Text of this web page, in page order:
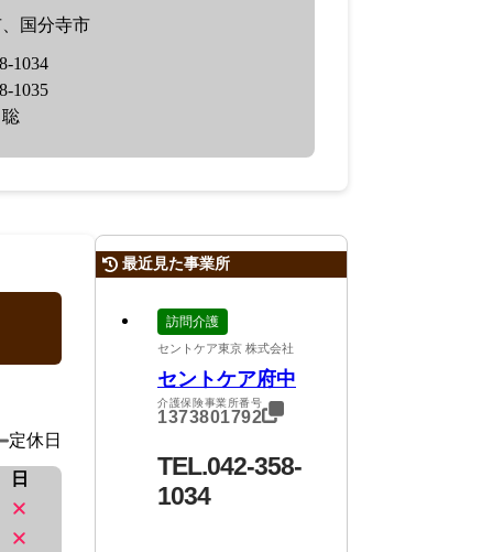
国分寺市
1034
1035
定休日
日
最近見た事業所
訪問介護
セントケア東京 株式会社
セントケア府中
介護保険事業所番号
1373801792
TEL.042-358-
1034